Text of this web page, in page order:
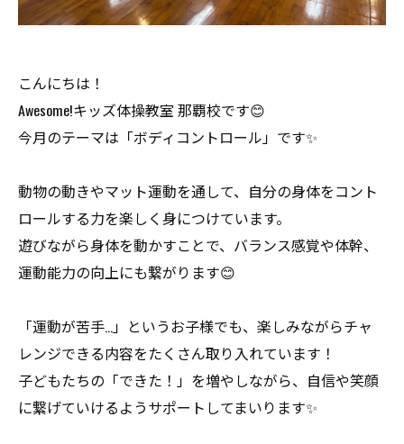
こんにちは！
Awesome!キッズ体操教室 那覇校です😊
今月のテーマは「ボディコントロール」です✨
動物の動きやマット運動を通して、自分の身体をコント
ロールする力を楽しく身につけています。
遊びながら身体を動かすことで、バランス感覚や体幹、
運動能力の向上にも繋がります😊
「運動が苦手…」というお子様でも、楽しみながらチャ
レンジできる内容をたくさん取り入れています！
子どもたちの「できた！」を増やしながら、自信や笑顔
に繋げていけるようサポートしてまいります✨